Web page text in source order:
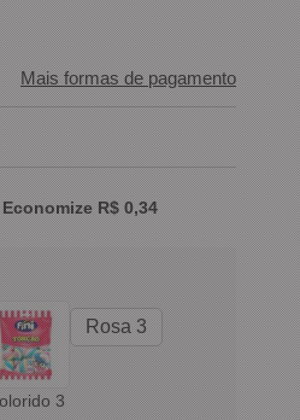
Mais formas de pagamento
Economize R$ 0,34
3
Rosa 3